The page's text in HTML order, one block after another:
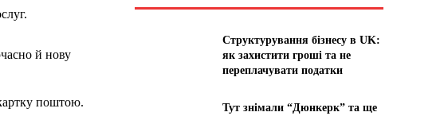
й нову
поштою.
Структурування бізнесу в UK:
як захистити гроші та не
переплачувати податки
Тут знімали “Дюнкерк” та ще